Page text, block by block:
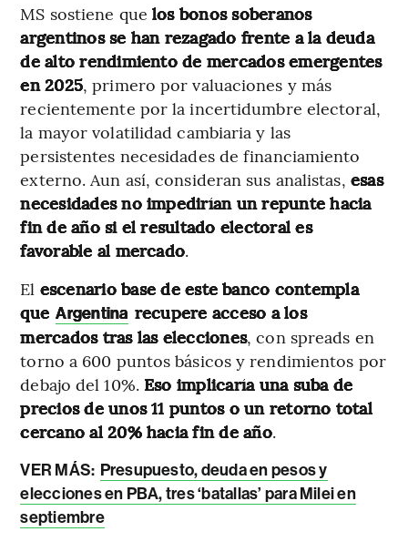
MS sostiene que los bonos soberanos
argentinos se han rezagado frente a la deuda
de alto rendimiento de mercados emergentes
en 2025, primero por valuaciones y más
recientemente por la incertidumbre electoral,
la mayor volatilidad cambiaria y las
persistentes necesidades de financiamiento
externo. Aun así, consideran sus analistas, esas
necesidades no impedirían un repunte hacia
fin de año si el resultado electoral es
favorable al mercado.
El escenario base de este banco contempla
que Argentina recupere acceso a los
mercados tras las elecciones, con spreads en
torno a 600 puntos básicos y rendimientos por
debajo del 10%. Eso implicaría una suba de
precios de unos 11 puntos o un retorno total
cercano al 20% hacia fin de año.
VER MÁS: Presupuesto, deuda en pesos y
elecciones en PBA, tres ‘batallas’ para Milei en
septiembre